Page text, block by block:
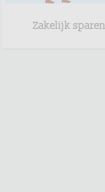
Zakelijk sparen